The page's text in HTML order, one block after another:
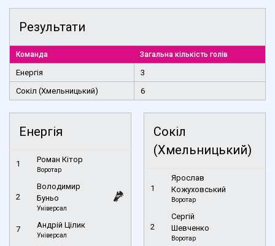
Результати
Команда Загальна кількість голів
Енергія
3
Сокіл (Хмельницький)
6
Енергія
1 Роман Кітор
Воротар
2
Володимир
Буньо
Універсал
7 Андрій Цілик
Універсал
Сокіл
(Хмельницький)
1
Ярослав
Кожуховський
Воротар
2
Сергій
Шевченко
Воротар